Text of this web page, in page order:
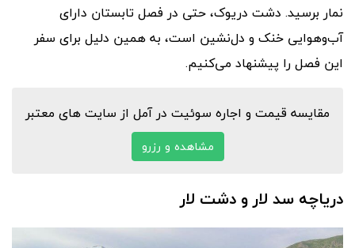
نمار برسید. دشت دریوک، حتی در فصل تابستان دارای
آب‌وهوایی خنک و دل‌نشین است، به همین دلیل برای سفر
این فصل را پیشنهاد می‌کنیم.
مقایسه قیمت و اجاره سوئیت در آمل از سایت های معتبر
مشاهده و رزرو
دریاچه سد لار و دشت لار